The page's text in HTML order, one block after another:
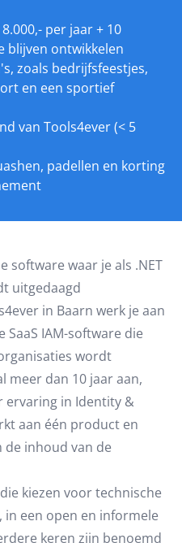
per jaar + 10
blijven ontwikkelen
zoals bedrijfsfeestjes,
en een sportief
van Tools4ever (< 5
padellen en korting
software waar je als .NET
uitgedaagd
in Baarn werk je aan
SaaS IAM-software die
wordt
meer dan 10 jaar aan,
ervaring in Identity &
aan één product en
de inhoud van de
kiezen voor technische
in een open en informele
keren zijn benoemd